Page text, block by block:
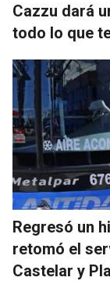
Cazzu dará
todo lo que
Regresó un
retomó el
Castelar y